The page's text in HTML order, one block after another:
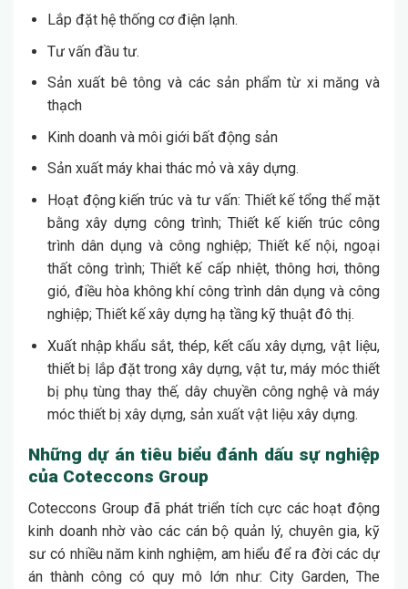
Lắp đặt hệ thống cơ điện lạnh.
Tư vấn đầu tư.
Sản xuất bê tông và các sản phẩm từ xi măng và
thạch
Kinh doanh và môi giới bất động sản
Sản xuất máy khai thác mỏ và xây dựng.
Hoạt động kiến trúc và tư vấn: Thiết kế tổng thể mặt
bằng xây dựng công trình; Thiết kế kiến trúc công
trình dân dụng và công nghiệp; Thiết kế nội, ngoại
thất công trình; Thiết kế cấp nhiệt, thông hơi, thông
gió, điều hòa không khí công trình dân dụng và công
nghiệp; Thiết kế xây dựng hạ tầng kỹ thuật đô thị.
Xuất nhập khẩu sắt, thép, kết cấu xây dựng, vật liệu,
thiết bị lắp đặt trong xây dựng, vật tư, máy móc thiết
bị phụ tùng thay thế, dây chuyền công nghệ và máy
móc thiết bị xây dựng, sản xuất vật liệu xây dựng.
Những dự án tiêu biểu đánh dấu sự nghiệp
của Coteccons Group
Coteccons Group đã phát triển tích cực các hoạt động
kinh doanh nhờ vào các cán bộ quản lý, chuyên gia, kỹ
sư có nhiều năm kinh nghiệm, am hiểu để ra đời các dự
án thành công có quy mô lớn như: City Garden, The